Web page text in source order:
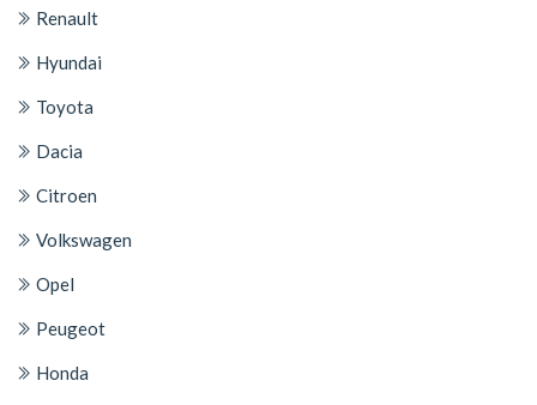
Renault
Hyundai
Toyota
Dacia
Citroen
Volkswagen
Opel
Peugeot
Honda